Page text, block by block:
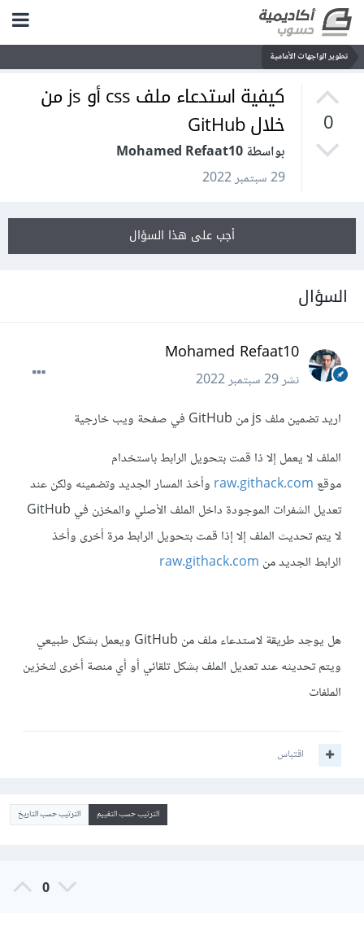
تطوير الواجهات الأمامية
0
كيفية استدعاء ملف css أو js من
خلال GitHub
بواسطة Mohamed Refaat10
29 سبتمبر 2022
أجب على هذا السؤال
السؤال
Mohamed Refaat10
نشر29 سبتمبر 2022
اريد تضمين ملف js من GitHub في صفحة ويب خارجية
الملف لا يعمل إلا ذا قمت بتحويل الرابط باستخدام
موقع raw.githack.comوأخذ المسار الجديد وتضمينه ولكن عند
تعديل الشفرات الموجودة داخل الملف الأصلي والمخزن في GitHub
لا يتم تحديث الملف إلا إذا قمت بتحويل الرابط مرة أخرى وأخذ
الرابط الجديد من raw.githack.com
هل يوجد طريقة لاستدعاء ملف من GitHub ويعمل بشكل طبيعي
ويتم تحديثه عند تعديل الملف بشكل تلقائي أو أي منصة أخرى لتخزين
الملفات
اقتباس
الترتيب حسب التقييم الترتيب حسب التاريخ
0